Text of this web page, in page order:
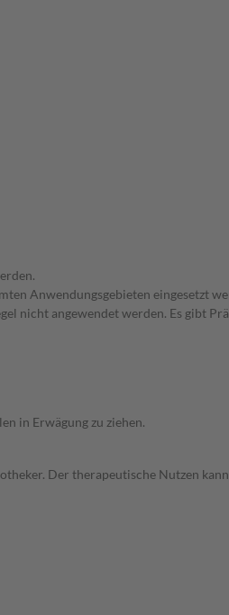
Anwendungsgebieten eingesetzt
nicht angewendet werden. Es gibt
in Erwägung zu ziehen.
Der therapeutische Nutzen